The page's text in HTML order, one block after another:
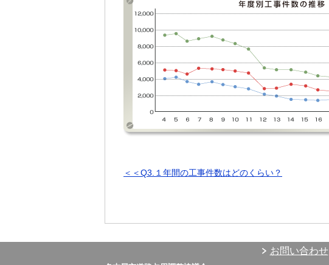
＜＜Q3.１年間の工事件数はどのくらい？
お問い合わせ